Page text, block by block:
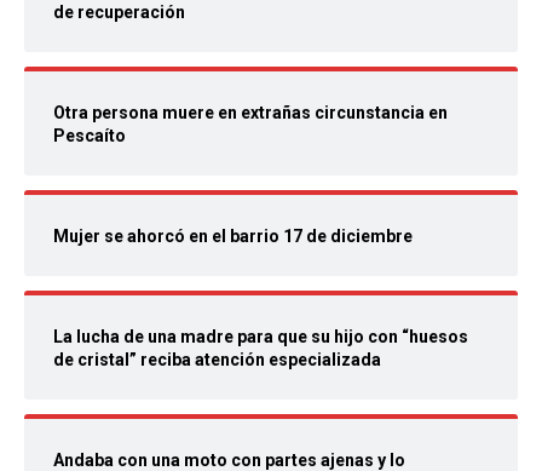
de recuperación
Otra persona muere en extrañas circunstancia en
Pescaíto
Mujer se ahorcó en el barrio 17 de diciembre
La lucha de una madre para que su hijo con “huesos
de cristal” reciba atención especializada
Andaba con una moto con partes ajenas y lo